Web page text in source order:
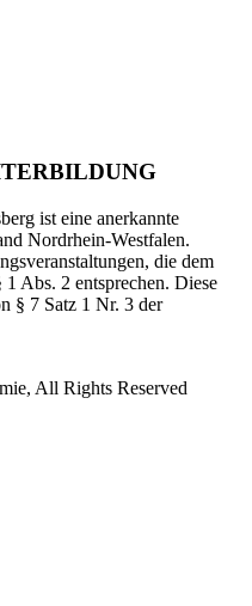
ist eine anerkannte
Nordrhein-Westfalen.
die dem
Abs. 2 entsprechen. Diese
§ 7 Satz 1 Nr. 3 der
All Rights Reserved